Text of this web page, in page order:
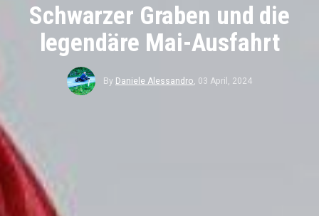
Schwarzer Graben und die
legendäre Mai-Ausfahrt
By Daniele Alessandro 03 April, 2024